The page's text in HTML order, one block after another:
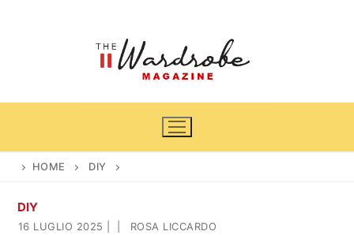
Home
HOME DIY
DIY
16 LUGLIO 2025 ROSA LICCARDO